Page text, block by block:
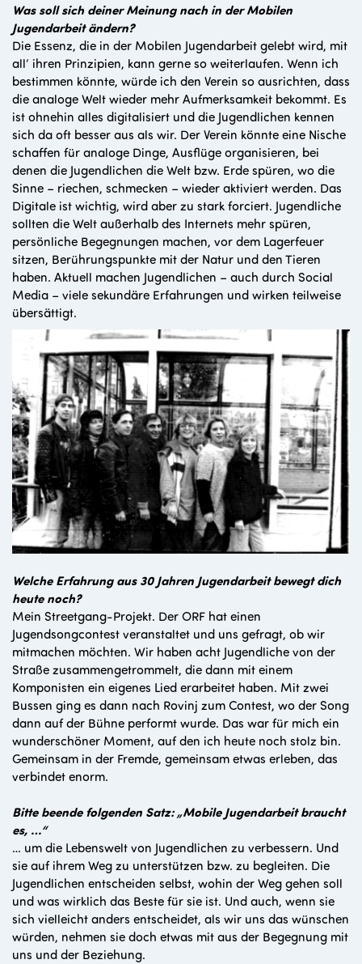
Was soll sich deiner Meinung nach in der Mobilen
Jugendarbeit ändern?
Die Essenz, die in der Mobilen Jugendarbeit gelebt wird, mit
all‘ ihren Prinzipien, kann gerne so weiterlaufen. Wenn ich
bestimmen könnte, würde ich den Verein so ausrichten, dass
die analoge Welt wieder mehr Aufmerksamkeit bekommt. Es
ist ohnehin alles digitalisiert und die Jugendlichen kennen
sich da oft besser aus als wir. Der Verein könnte eine Nische
schaffen für analoge Dinge, Ausflüge organisieren, bei
denen die Jugendlichen die Welt bzw. Erde spüren, wo die
Sinne – riechen, schmecken – wieder aktiviert werden. Das
Digitale ist wichtig, wird aber zu stark forciert. Jugendliche
sollten die Welt außerhalb des Internets mehr spüren,
persönliche Begegnungen machen, vor dem Lagerfeuer
sitzen, Berührungspunkte mit der Natur und den Tieren
haben. Aktuell machen Jugendlichen – auch durch Social
Media – viele sekundäre Erfahrungen und wirken teilweise
übersättigt.
Welche Erfahrung aus 30 Jahren Jugendarbeit bewegt dich
heute noch?
Mein Streetgang-Projekt. Der ORF hat einen
Jugendsongcontest veranstaltet und uns gefragt, ob wir
mitmachen möchten. Wir haben acht Jugendliche von der
Straße zusammengetrommelt, die dann mit einem
Komponisten ein eigenes Lied erarbeitet haben. Mit zwei
Bussen ging es dann nach Rovinj zum Contest, wo der Song
dann auf der Bühne performt wurde. Das war für mich ein
wunderschöner Moment, auf den ich heute noch stolz bin.
Gemeinsam in der Fremde, gemeinsam etwas erleben, das
verbindet enorm.
Bitte beende folgenden Satz: „Mobile Jugendarbeit braucht
es, …“
… um die Lebenswelt von Jugendlichen zu verbessern. Und
sie auf ihrem Weg zu unterstützen bzw. zu begleiten. Die
Jugendlichen entscheiden selbst, wohin der Weg gehen soll
und was wirklich das Beste für sie ist. Und auch, wenn sie
sich vielleicht anders entscheidet, als wir uns das wünschen
würden, nehmen sie doch etwas mit aus der Begegnung mit
uns und der Beziehung.